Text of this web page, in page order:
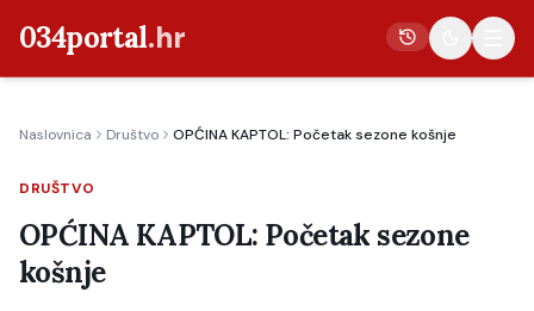
034portal.hr
Crna kronika
Poljoprivreda
Politika
Naslovnica Društvo OPĆINA KAPTOL: Početak sezone košnje
DRUŠTVO
OPĆINA KAPTOL: Početak sezone
košnje